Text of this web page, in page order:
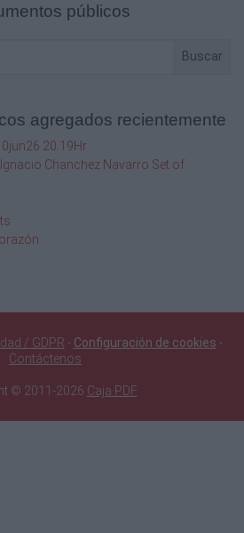
públicos
Buscar
agregados recientemente
20.19Hr
Chanchez Navarro Set of
/ GDPR - Configuración de cookies -
Contáctenos
© 2011-2026 Caja PDF